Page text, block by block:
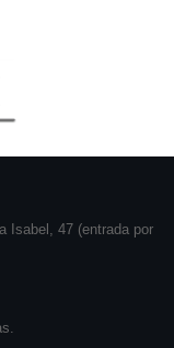
Isabel, 47 (entrada por